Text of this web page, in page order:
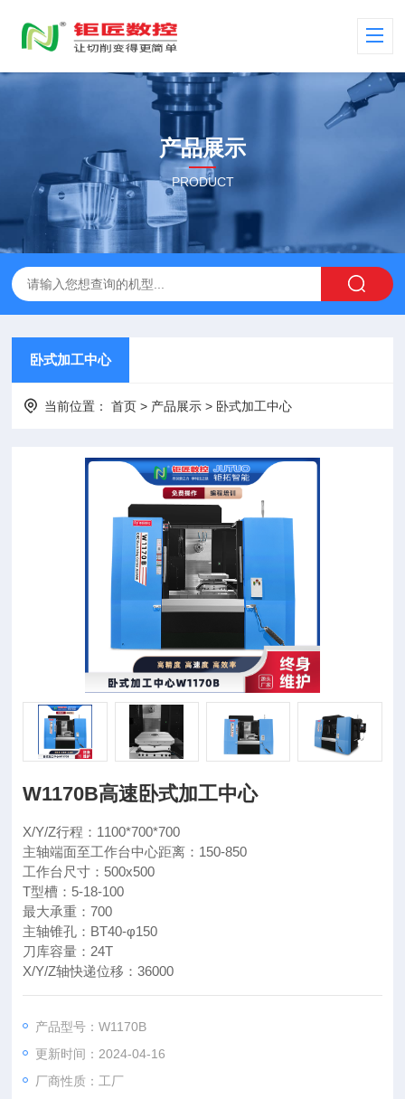
产品展示
PRODUCT
卧式加工中心
当前位置：首页 > 产品展示 > 卧式加工中心
W1170B高速卧式加工中心
X/Y/Z行程：1100*700*700
主轴端面至工作台中心距离：150-850
工作台尺寸：500x500
T型槽：5-18-100
最大承重：700
主轴锥孔：BT40-φ150
刀库容量：24T
X/Y/Z轴快递位移：36000
产品型号：W1170B
更新时间：2024-04-16
厂商性质：工厂